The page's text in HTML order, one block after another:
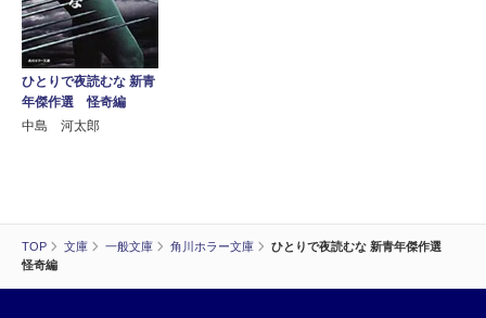
TOP 文庫 一般文庫 角川ホラー文庫
ひとりで夜読むな 新青年傑作選
怪奇編
ひとりで夜読むな 新青
年傑作選 怪奇編
中島 河太郎